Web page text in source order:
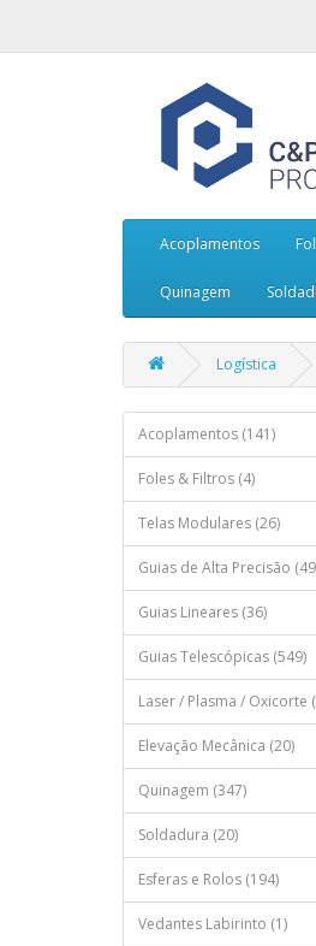
Acoplamentos
Quinagem
Logística
Acoplamentos (141)
Foles & Filtros (4)
Telas Modulares (26)
Guias de Alta Precisão
Guias Lineares (36)
Guias Telescópicas (549)
Laser / Plasma / Oxicorte
Elevação Mecânica (20)
Quinagem (347)
Soldadura (20)
Esferas e Rolos (194)
Vedantes Labirinto (1)